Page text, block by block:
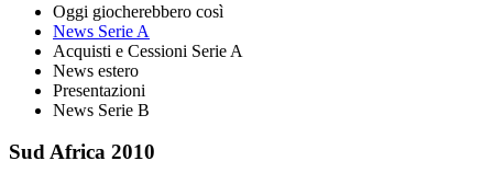
Oggi giocherebbero così
News Serie A
Acquisti e Cessioni Serie A
News estero
Presentazioni
News Serie B
Sud Africa 2010